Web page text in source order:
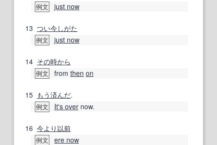
例文 just now
13 つい今しがた
例文 just now
14 その時から
例文 from then on
15 もう済んだ.
例文 It's over now.
16 今より 以前
例文 ere now